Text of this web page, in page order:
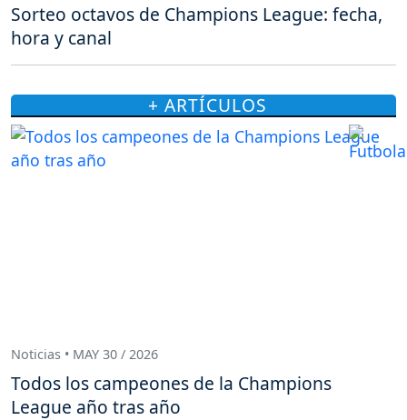
Sorteo octavos de Champions League: fecha,
hora y canal
+ ARTÍCULOS
Noticias • MAY 30 / 2026
Todos los campeones de la Champions
League año tras año